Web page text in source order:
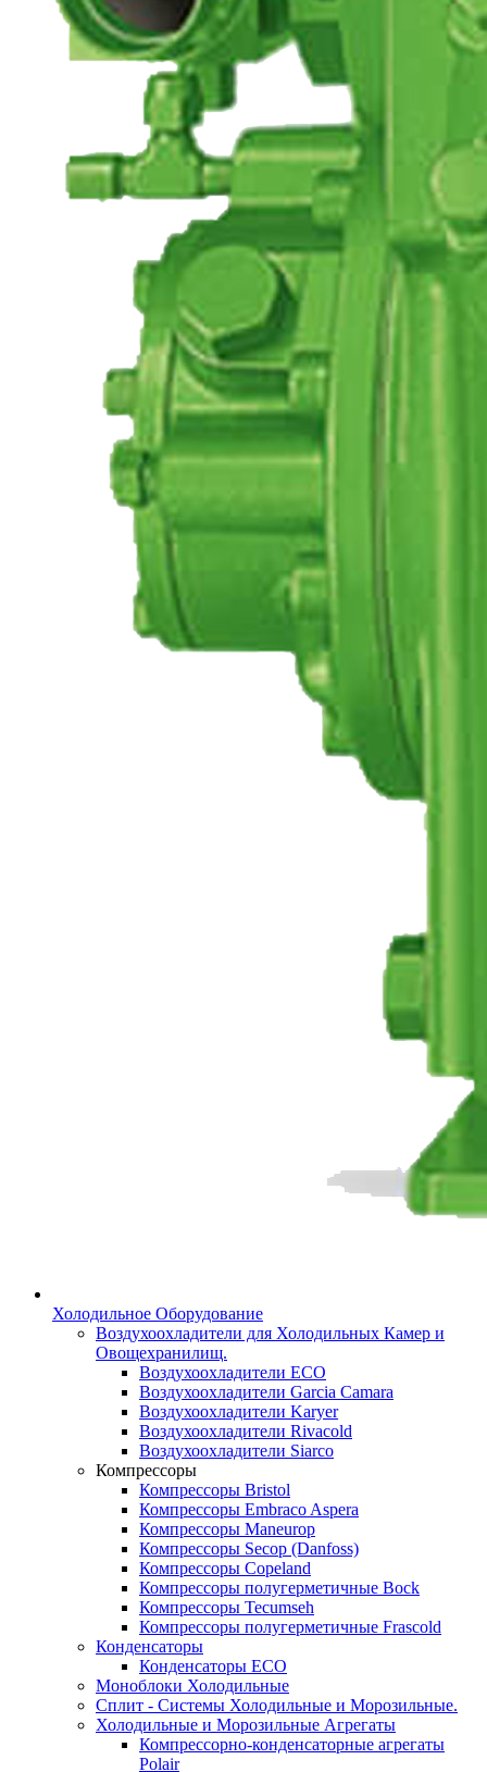
Холодильное Оборудование
Воздухоохладители для Холодильных Камер и
Овощехранилищ.
Воздухоохладители ECO
Воздухоохладители Garcia Camara
Воздухоохладители Karyer
Воздухоохладители Rivacold
Воздухоохладители Siarco
Компрессоры
Компрессоры Bristol
Компрессоры Embraco Aspera
Компрессоры Maneurop
Компрессоры Secop (Danfoss)
Компрессоры Copeland
Компрессоры полугерметичные Bock
Компрессоры Tecumseh
Компрессоры полугерметичные Frascold
Конденсаторы
Конденсаторы ECO
Моноблоки Холодильные
Сплит - Системы Холодильные и Морозильные.
Холодильные и Морозильные Агрегаты
Компрессорно-конденсаторные агрегаты
Polair